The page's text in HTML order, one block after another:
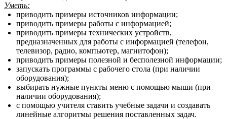
Уметь:
приводить примеры источников информации;
приводить примеры работы с информацией;
приводить примеры технических устройств,
предназначенных для работы с информацией (телефон,
телевизор, радио, компьютер, магнитофон);
приводить примеры полезной и бесполезной информации;
запускать программы с рабочего стола (при наличии
оборудования);
выбирать нужные пункты меню с помощью мыши (при
наличии оборудования);
с помощью учителя ставить учебные задачи и создавать
линейные алгоритмы решения поставленных задач.